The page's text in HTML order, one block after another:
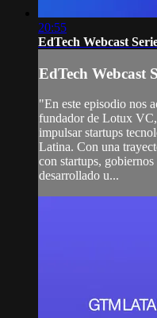
20:55
EdTech Webcast
EdTech Webcast
"En este episodio nos
fundador de Lotux
impulsar startups
Latina. Con una
con startups,
desarrollado u...